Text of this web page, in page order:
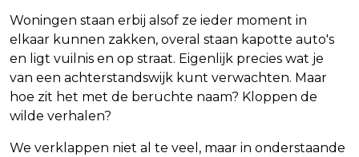
Woningen staan erbij alsof ze ieder moment in
elkaar kunnen zakken, overal staan kapotte auto's
en ligt vuilnis en op straat. Eigenlijk precies wat je
van een achterstandswijk kunt verwachten. Maar
hoe zit het met de beruchte naam? Kloppen de
wilde verhalen?
We verklappen niet al te veel, maar in onderstaande